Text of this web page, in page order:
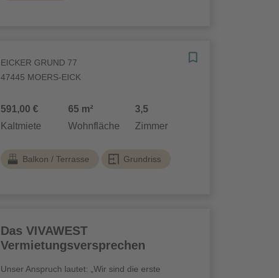
EICKER GRUND 77
47445 MOERS-EICK
Kaltmiete
591,00 €
Wohnfläche
65 m²
Zimmer
3,5
Balkon / Terrasse Grundriss
Das VIVAWEST
Vermietungsversprechen
Unser Anspruch lautet: „Wir sind die erste